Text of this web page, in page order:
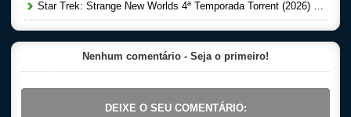
Star Trek: Strange New Worlds 4ª Temporada Torrent (2026) Dual Áudio 5.1 WEB-DL 1080p
Nenhum comentário - Seja o primeiro!
DEIXE O SEU COMENTÁRIO: